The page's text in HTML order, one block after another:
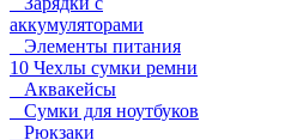
аккумуляторами
Элементы питания
10 Чехлы сумки ремни
Аквакейсы
Сумки для ноутбуков
Рюкзаки